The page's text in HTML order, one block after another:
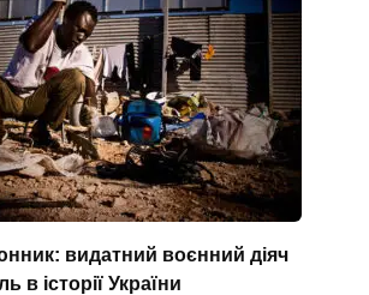
видатний воєнний діяч
в історії України